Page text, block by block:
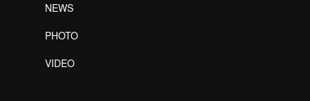
NEWS
PHOTO
VIDEO